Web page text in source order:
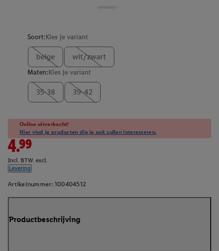
Soort:Kies je variant
beige wit/zwart
Maten:Kies je variant
35-38 39-42
Online uitverkocht!
Hier vind je producten die je ook zullen interesseren.
4.99
Incl. BTW. excl.
Levering
Artikelnummer: 100404512
Productbeschrijving